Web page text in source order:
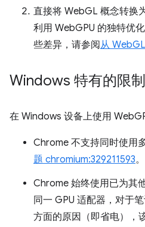
直接将 WebGL 概念转换
利用 WebGPU 的独特优
些差异，请参阅从
Windows 特有的限制
在 Windows 设备上使用
Chrome 不支持同时使用
题 chromium:329211593。
Chrome 始终使用已为其
同一 GPU 适配器，对于
方面的原因（即省电），